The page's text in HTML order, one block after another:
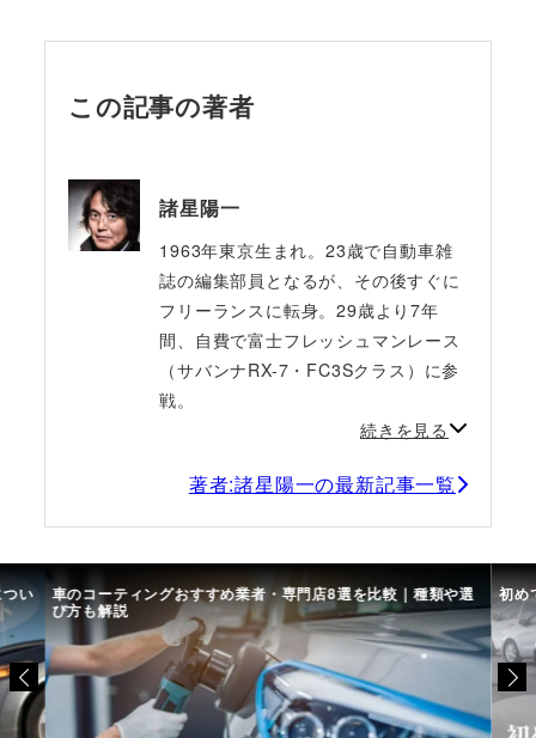
この記事の著者
諸星陽一
1963年東京生まれ。23歳で自動車雑
誌の編集部員となるが、その後すぐに
フリーランスに転身。29歳より7年
間、自費で富士フレッシュマンレース
（サバンナRX-7・FC3Sクラス）に参
戦。
続きを見る
著者:諸星陽一の最新記事一覧
い 車のコーティングおすすめ業者・専門店8選を比較｜種類や選
び方も解説
初め